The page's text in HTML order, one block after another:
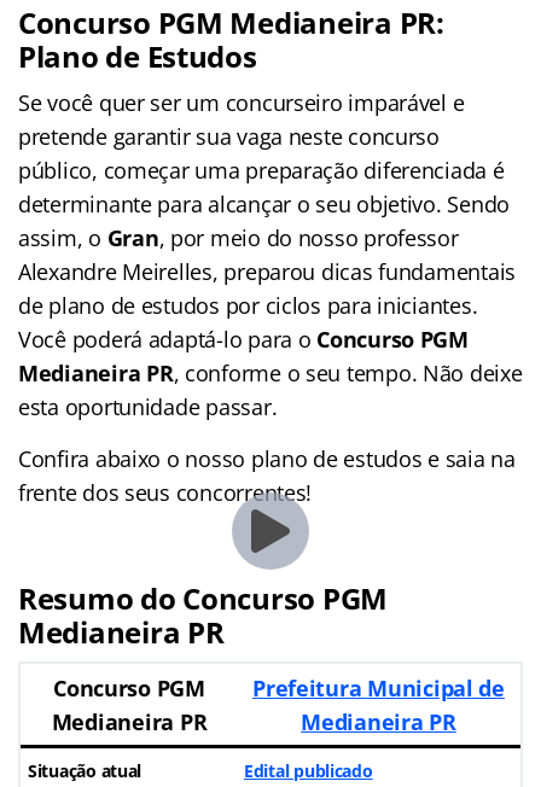
Concurso PGM Medianeira PR:
Plano de Estudos
Se você quer ser um concurseiro imparável e
pretende garantir sua vaga neste concurso
público, começar uma preparação diferenciada é
determinante para alcançar o seu objetivo. Sendo
assim, o Gran, por meio do nosso professor
Alexandre Meirelles, preparou dicas fundamentais
de plano de estudos por ciclos para iniciantes.
Você poderá adaptá-lo para o Concurso PGM
Medianeira PR, conforme o seu tempo. Não deixe
esta oportunidade passar.
Confira abaixo o nosso plano de estudos e saia na
frente dos seus concorrentes!
Resumo do Concurso PGM
Medianeira PR
Concurso PGM
Medianeira PR
Prefeitura Municipal de
Medianeira PR
Situação atual Edital publicado